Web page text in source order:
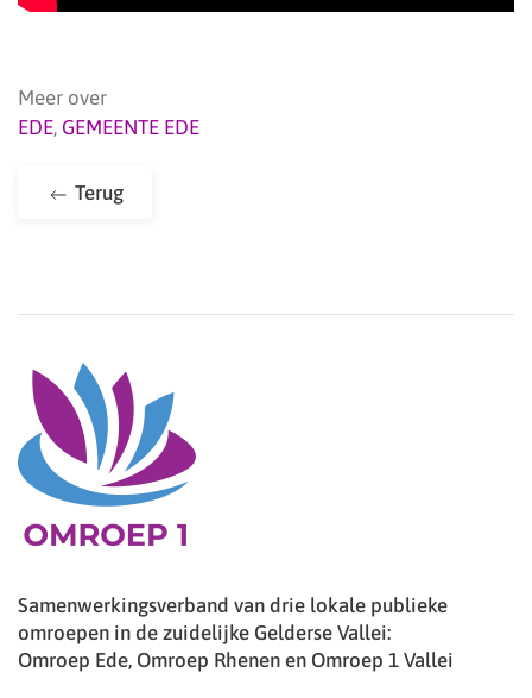
Meer over
EDE, GEMEENTE EDE
Terug
Samenwerkingsverband van drie lokale publieke
omroepen in de zuidelijke Gelderse Vallei:
Omroep Ede, Omroep Rhenen en Omroep 1 Vallei